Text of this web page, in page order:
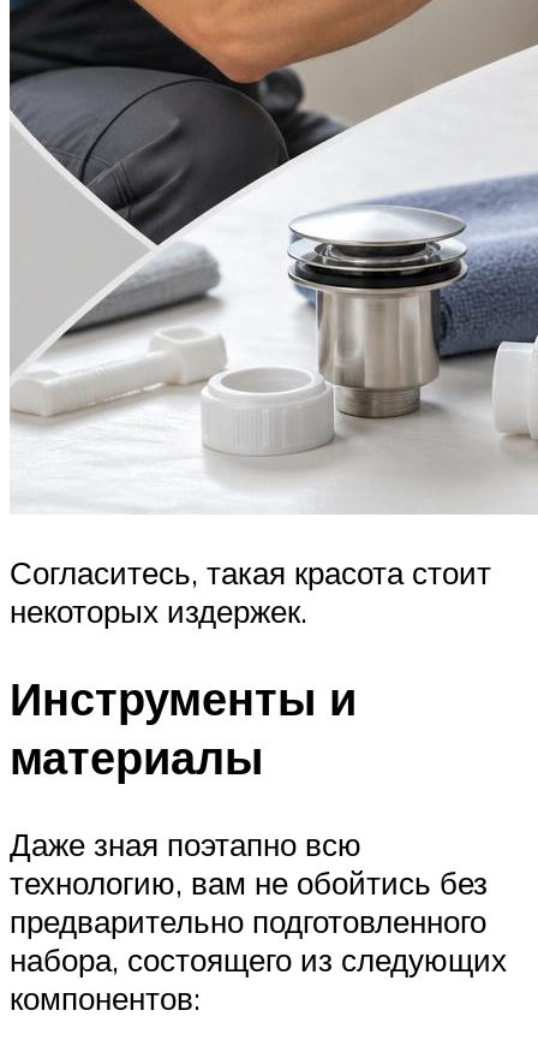
Согласитесь, такая красота стоит
некоторых издержек.
Инструменты и
материалы
Даже зная поэтапно всю
технологию, вам не обойтись без
предварительно подготовленного
набора, состоящего из следующих
компонентов: